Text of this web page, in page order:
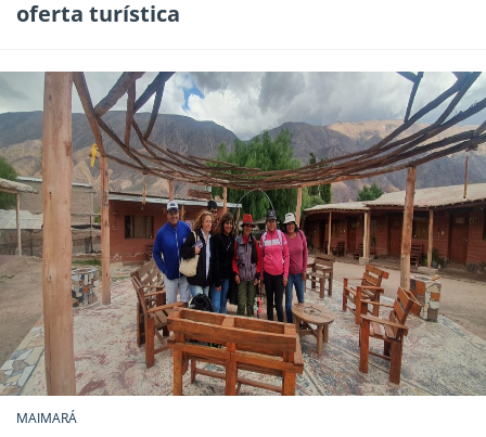
oferta turística
MAIMARÁ